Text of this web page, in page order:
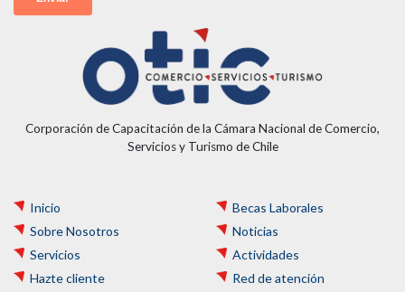
Corporación de Capacitación de la Cámara Nacional de Comercio,
Servicios y Turismo de Chile
Inicio
Sobre Nosotros
Servicios
Hazte cliente
Becas Laborales
Noticias
Actividades
Red de atención